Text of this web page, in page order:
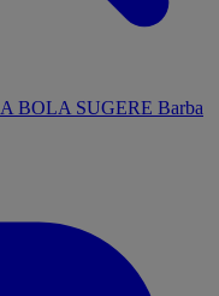
A BOLA SUGERE Barba